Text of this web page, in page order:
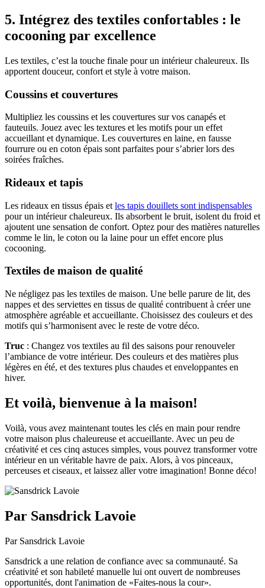
5. Intégrez des textiles confortables : le
cocooning par excellence
Les textiles, c’est la touche finale pour un intérieur chaleureux. Ils
apportent douceur, confort et style à votre maison.
Coussins et couvertures
Multipliez les coussins et les couvertures sur vos canapés et
fauteuils. Jouez avec les textures et les motifs pour un effet
accueillant et dynamique. Les couvertures en laine, en fausse
fourrure ou en coton épais sont parfaites pour s’abrier lors des
soirées fraîches.
Rideaux et tapis
Les rideaux en tissus épais et les tapis douillets sont indispensables
pour un intérieur chaleureux. Ils absorbent le bruit, isolent du froid et
ajoutent une sensation de confort. Optez pour des matières naturelles
comme le lin, le coton ou la laine pour un effet encore plus
cocooning.
Textiles de maison de qualité
Ne négligez pas les textiles de maison. Une belle parure de lit, des
nappes et des serviettes en tissus de qualité contribuent à créer une
atmosphère agréable et accueillante. Choisissez des couleurs et des
motifs qui s’harmonisent avec le reste de votre déco.
Truc : Changez vos textiles au fil des saisons pour renouveler
l’ambiance de votre intérieur. Des couleurs et des matières plus
légères en été, et des textures plus chaudes et enveloppantes en
hiver.
Et voilà, bienvenue à la maison!
Voilà, vous avez maintenant toutes les clés en main pour rendre
votre maison plus chaleureuse et accueillante. Avec un peu de
créativité et ces cinq astuces simples, vous pouvez transformer votre
intérieur en un véritable havre de paix. Alors, à vos pinceaux,
perceuses et ciseaux, et laissez aller votre imagination! Bonne déco!
Par Sansdrick Lavoie
Par Sansdrick Lavoie
Sansdrick a une relation de confiance avec sa communauté. Sa
créativité et son habileté manuelle lui ont ouvert de nombreuses
opportunités, dont l'animation de «Faites-nous la cour».